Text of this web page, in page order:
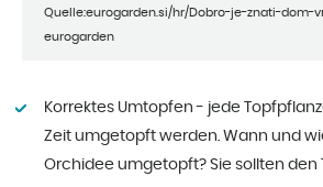
Quelle:eurogarden.si/hr/Dobro-je-znati-dom-
eurogarden
Korrektes Umtopfen - jede
Zeit umgetopft werden. Wann und
Orchidee umgetopft? Sie sollten den